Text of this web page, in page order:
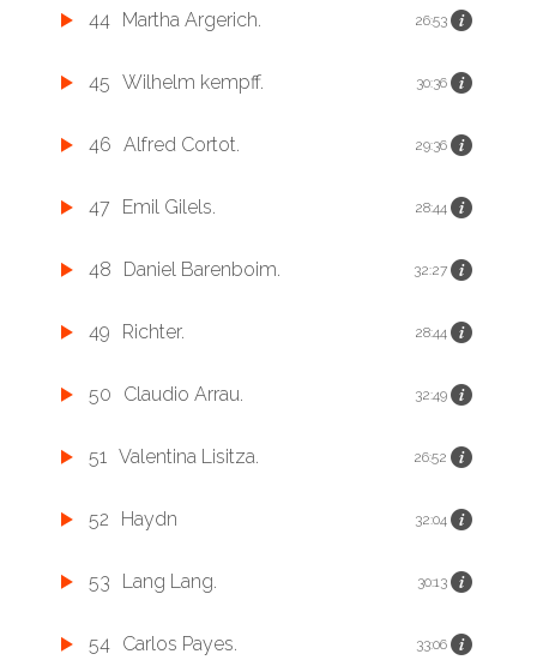
44 Martha Argerich. 26:53
45 Wilhelm kempff. 30:36
46 Alfred Cortot. 29:36
47 Emil Gilels. 28:44
48 Daniel Barenboim. 32:27
49 Richter. 28:44
50 Claudio Arrau. 32:49
51 Valentina Lisitza. 26:52
52 Haydn 32:04
53 Lang Lang. 30:13
54 Carlos Payes. 33:06